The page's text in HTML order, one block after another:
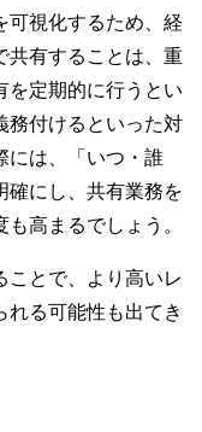
可視化するため、経
共有することは、重
を定期的に行うとい
務付けるといった対
には、「いつ・誰
確にし、共有業務を
高まるでしょう。
ことで、より高いレ
れる可能性も出てき